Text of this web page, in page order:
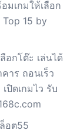
มเกมให้เลือก
15 by
อกโต๊ะ เล่นได้
าร ถอนเร็ว
ปิดเกมไว รับ
อต55